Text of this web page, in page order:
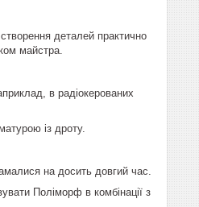
деталей практично
майстра.
в радіокерованих
із дроту.
на досить довгий час.
Поліморф в комбінації з